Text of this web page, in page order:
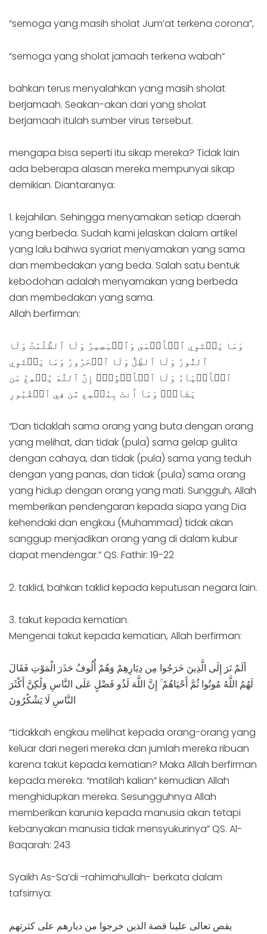
“semoga yang masih sholat Jum’at terkena corona”,
“semoga yang sholat jamaah terkena wabah”
bahkan terus menyalahkan yang masih sholat
berjamaah. Seakan-akan dari yang sholat
berjamaah itulah sumber virus tersebut.
mengapa bisa seperti itu sikap mereka? Tidak lain
ada beberapa alasan mereka mempunyai sikap
demikian. Diantaranya:
1. kejahilan. Sehingga menyamakan setiap daerah
yang berbeda. Sudah kami jelaskan dalam artikel
yang lalu bahwa syariat menyamakan yang sama
dan membedakan yang beda. Salah satu bentuk
kebodohan adalah menyamakan yang berbeda
dan membedakan yang sama.
Allah berfirman:
وَمَا يَسۡتَوِي ٱلۡأَعۡمَىٰ وَٱلۡبَصِيرُ وَلَا ٱلظُّلُمَٰتُ وَلَا
ٱلنُّورُ وَلَا ٱلظِّلُّ وَلَا ٱلۡحَرُورُ وَمَا يَسۡتَوِي
ٱلۡأَحۡيَآءُ وَلَا ٱلۡأَمۡوَٰتُۚ إِنَّ ٱللَّهَ يُسۡمِعُ مَن
يَشَآءُۖ وَمَآ أَنتَ بِمُسۡمِع مَّن فِي ٱلۡقُبُورِ
“Dan tidaklah sama orang yang buta dengan orang
yang melihat, dan tidak (pula) sama gelap gulita
dengan cahaya, dan tidak (pula) sama yang teduh
dengan yang panas, dan tidak (pula) sama orang
yang hidup dengan orang yang mati. Sungguh, Allah
memberikan pendengaran kepada siapa yang Dia
kehendaki dan engkau (Muhammad) tidak akan
sanggup menjadikan orang yang di dalam kubur
dapat mendengar.” QS. Fathir: 19-22
2. taklid, bahkan taklid kepada keputusan negara lain.
3. takut kepada kematian.
Mengenai takut kepada kematian, Allah berfirman:
ألَمْ تَرَ إِلَى الَّذِينَ خَرَجُوا مِن دِيَارِهِمْ وَهُمْ أُلُوفٌ حَذَرَ الْمَوْتِ فَقَالَ
لَهُمُ اللَّهُ مُوتُوا ثُمَّ أَحْيَاهُمْ ۚ إِنَّ اللَّهَ لَذُو فَضْلٍ عَلَى النَّاسِ وَلَٰكِنَّ أَكْثَرَ
النَّاسِ لَا يَشْكُرُونَ
“tidakkah engkau melihat kepada orang-orang yang
keluar dari negeri mereka dan jumlah mereka ribuan
karena takut kepada kematian? Maka Allah berfirman
kepada mereka: “matilah kalian” kemudian Allah
menghidupkan mereka. Sesungguhnya Allah
memberikan karunia kepada manusia akan tetapi
kebanyakan manusia tidak mensyukurinya” QS. Al-
Baqarah: 243
Syaikh As-Sa’di -rahimahullah- berkata dalam
tafsirnya:
يقص تعالى علينا قصة الذين خرجوا من ديارهم على كثرتهم